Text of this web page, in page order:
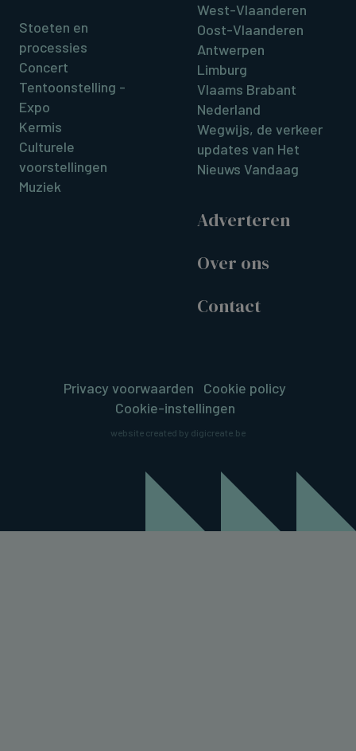
Stoeten en
processies
Concert
Tentoonstelling -
Expo
Kermis
Culturele
voorstellingen
Muziek
West-Vlaanderen
Oost-Vlaanderen
Antwerpen
Limburg
Vlaams Brabant
Nederland
Wegwijs, de verkeer
updates van Het
Nieuws Vandaag
Adverteren
Over ons
Contact
Privacy voorwaarden
Cookie policy
Cookie-instellingen
website created by digicreate.be